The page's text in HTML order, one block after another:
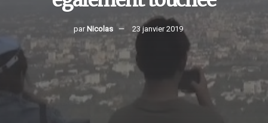
par Nicolas 23 janvier 2019